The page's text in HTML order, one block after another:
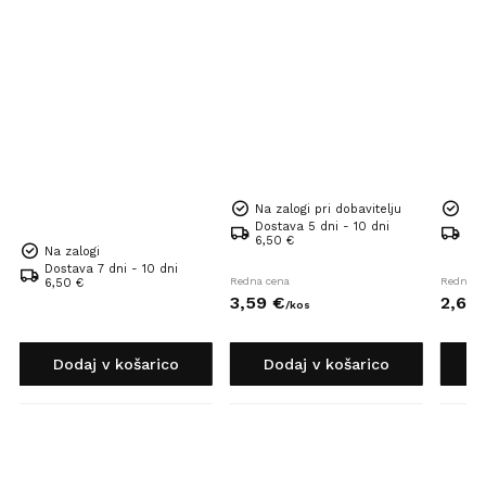
Na zalogi
Dostava 7 dni - 10 dni
6,50 €
Dodaj v košarico
Na zalogi pri dobavitelju
Dostava 5 dni - 10 dni
6,50 €
Redna cena
3,59 €/kos
Dodaj v košarico
Redna
2,62